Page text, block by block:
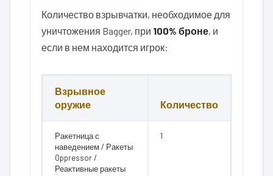
Количество взрывчатки, необходимое для
уничтожения Bagger, при 100% броне, и
если в нем находится игрок:
Взрывное
оружие
Количество
Ракетница с
наведением / Ракеты
Oppressor /
Реактивные ракеты
1